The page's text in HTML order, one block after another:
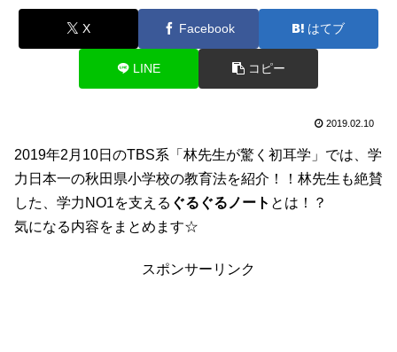
X Facebook はてブ
LINE コピー
2019.02.10
2019年2月10日のTBS系「林先生が驚く初耳学」では、学
力日本一の秋田県小学校の教育法を紹介！！林先生も絶賛
した、学力NO1を支える ぐるぐるノート とは！？
気になる内容をまとめます☆
スポンサーリンク